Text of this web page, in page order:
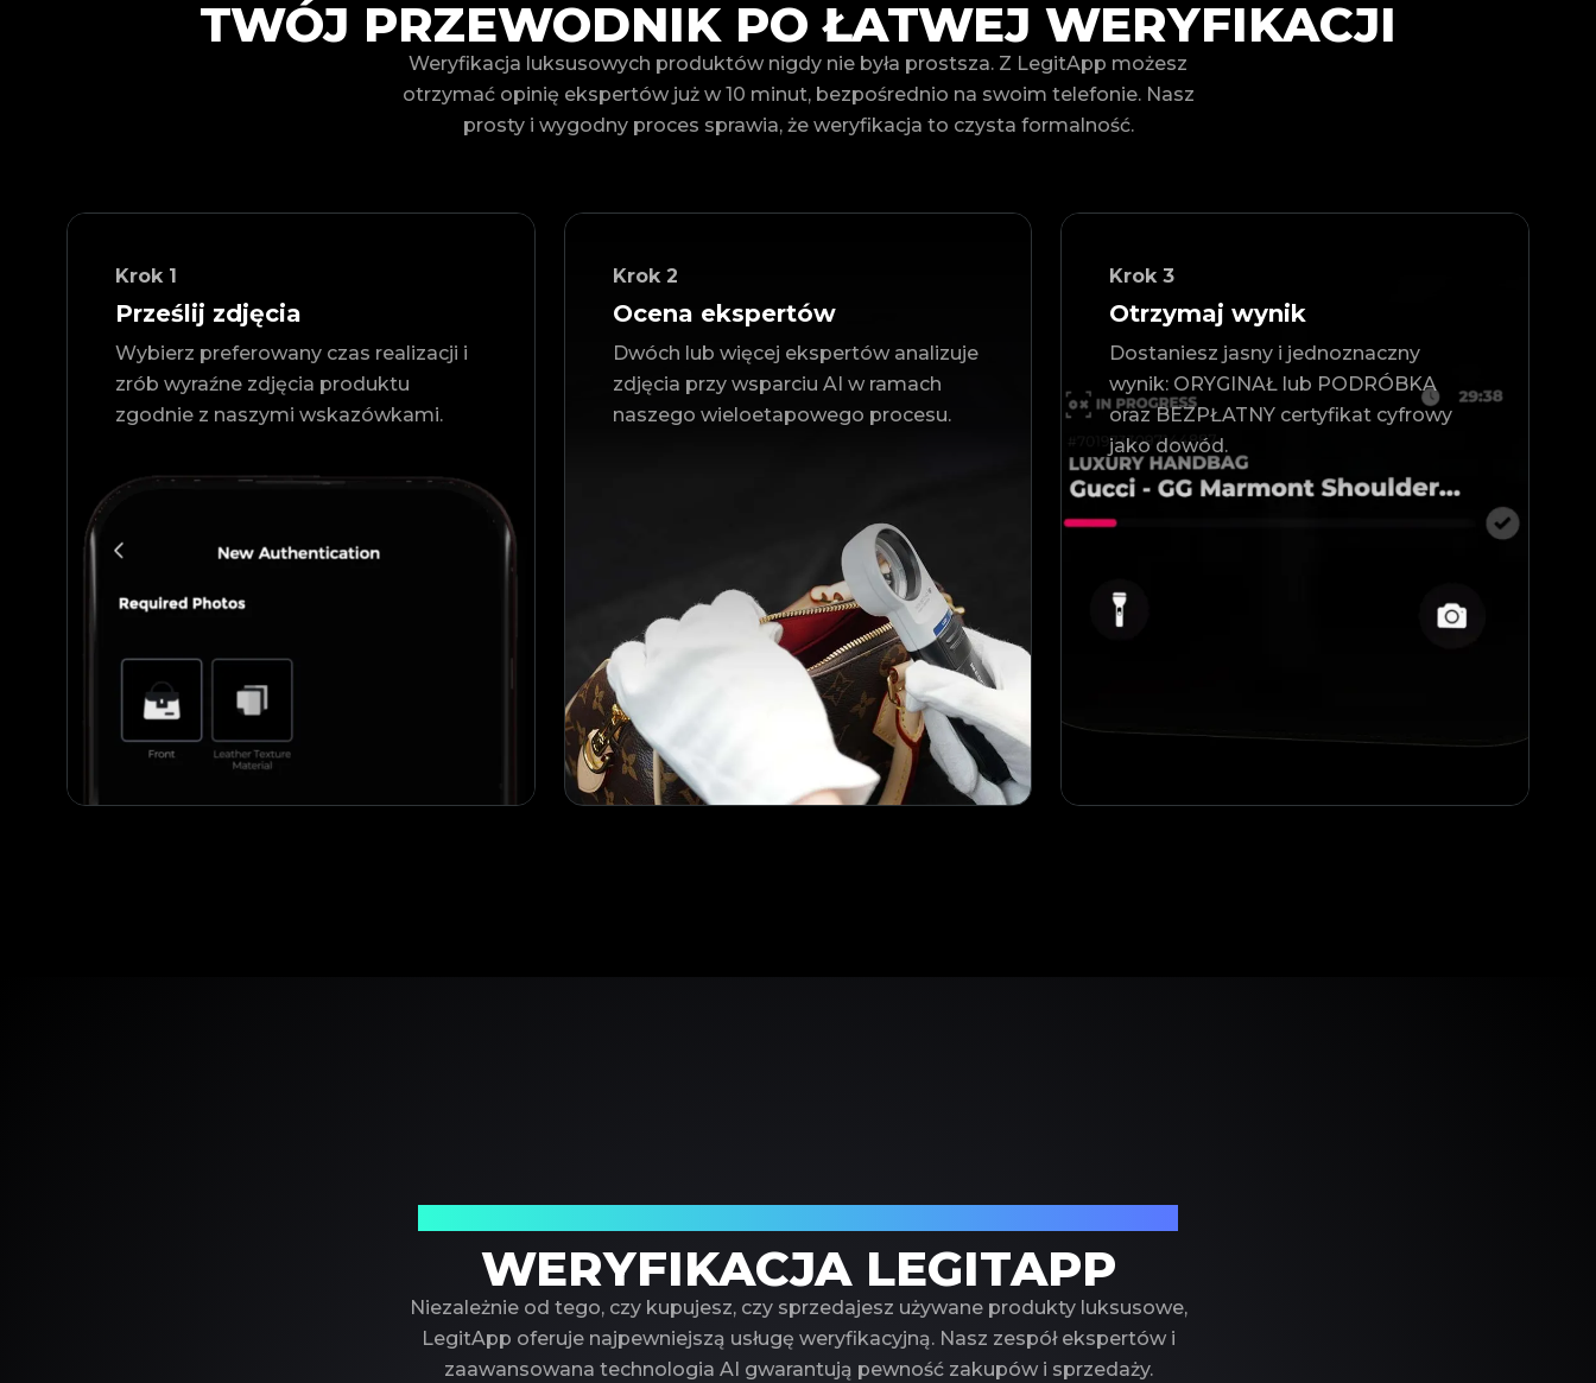
TWÓJ PRZEWODNIK PO ŁATWEJ WERYFIKACJI
Weryfikacja luksusowych produktów nigdy nie była prostsza. Z LegitApp możesz
otrzymać opinię ekspertów już w 10 minut, bezpośrednio na swoim telefonie. Nasz
prosty i wygodny proces sprawia, że weryfikacja to czysta formalność.
Krok 1
Prześlij zdjęcia
Wybierz preferowany czas realizacji i
zrób wyraźne zdjęcia produktu
zgodnie z naszymi wskazówkami.
Krok 2
Ocena ekspertów
Dwóch lub więcej ekspertów analizuje
zdjęcia przy wsparciu AI w ramach
naszego wieloetapowego procesu.
Krok 3
Otrzymaj wynik
Dostaniesz jasny i jednoznaczny
wynik: ORYGINAŁ lub PODRÓBKA
oraz BEZPŁATNY certyfikat cyfrowy
jako dowód.
WERYFIKACJA LEGITAPP
Niezależnie od tego, czy kupujesz, czy sprzedajesz używane produkty luksusowe,
LegitApp oferuje najpewniejszą usługę weryfikacyjną. Nasz zespół ekspertów i
zaawansowana technologia AI gwarantują pewność zakupów i sprzedaży.